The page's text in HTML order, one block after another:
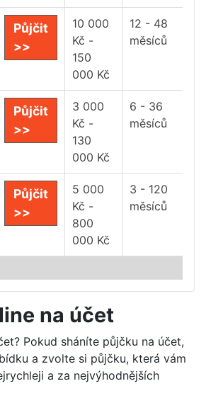
Půjčit
>>
10 000
Kč -
150
000 Kč
12 - 48
měsíců
Půjčit
>>
3 000
Kč -
130
000 Kč
6 - 36
měsíců
Půjčit
>>
5 000
Kč -
800
000 Kč
3 - 120
měsíců
na účet
Pokud sháníte půjčku na účet,
a zvolte si půjčku, která vám
a za nejvýhodnějších